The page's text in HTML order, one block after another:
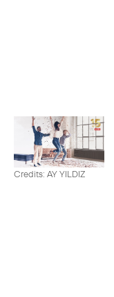
Credits: AY YILDIZ